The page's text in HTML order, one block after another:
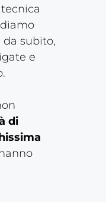
da subito,
e
di